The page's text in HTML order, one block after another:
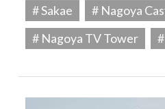
# Sakae
# Nagoya
# Nagoya TV Tower